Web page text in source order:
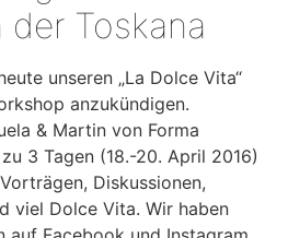
Toskana
unseren „La Dolce Vita“
anzukündigen.
& Martin von Forma
3 Tagen (18.-20. April 2016)
Diskussionen,
viel Dolce Vita. Wir haben